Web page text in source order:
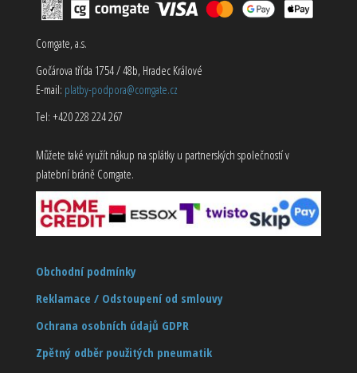
Comgate, a.s.
Gočárova třída 1754 / 48b, Hradec Králové
E-mail: platby-podpora@comgate.cz
Tel: +420 228 224 267
Můžete také využít nákup na splátky u partnerských společností v
platební bráně Comgate.
Obchodní podmínky
Reklamace / Odstoupení od smlouvy
Ochrana osobních údajů GDPR
Zpětný odběr použitých pneumatik